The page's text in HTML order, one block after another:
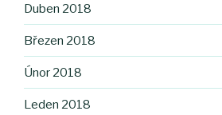
Duben 2018
Březen 2018
Únor 2018
Leden 2018